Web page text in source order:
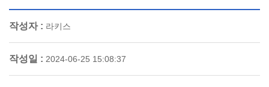
작성자 : 라키스
작성일 : 2024-06-25 15:08:37